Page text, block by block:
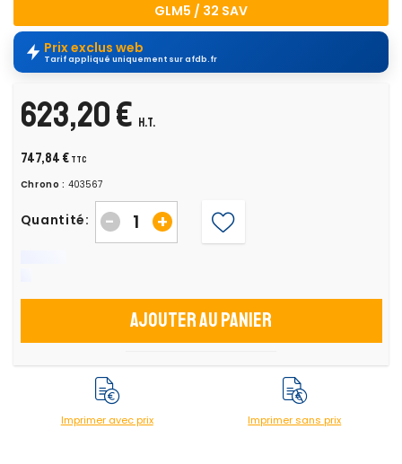
GLM5 / 32 SAV
Prix exclus web
Tarif appliqué uniquement sur afdb.fr
623,20 € H.T.
747,84 € TTC
Chrono : 403567
Quantité: +
-
Ajouter au panier
Imprimer avec prix Imprimer sans prix